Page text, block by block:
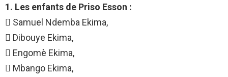
1. Les enfants de Priso Esson :
 Samuel Ndemba Ekima,
 Dibouye Ekima,
 Engomè Ekima,
 Mbango Ekima,